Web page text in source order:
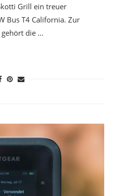
Grill ein treuer
Bus T4 California. Zur
gehört die …